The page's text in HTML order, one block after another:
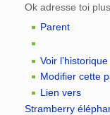
Ok adresse toi
Parent
Voir l’historique
Modifier cette
Lien vers
Stramberry